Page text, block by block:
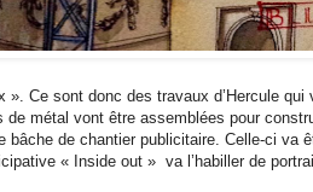
Ce sont donc des travaux d’Hercule qui
métal vont être assemblées pour
bâche de chantier publicitaire. Celle-ci va
« Inside out » va l’habiller de